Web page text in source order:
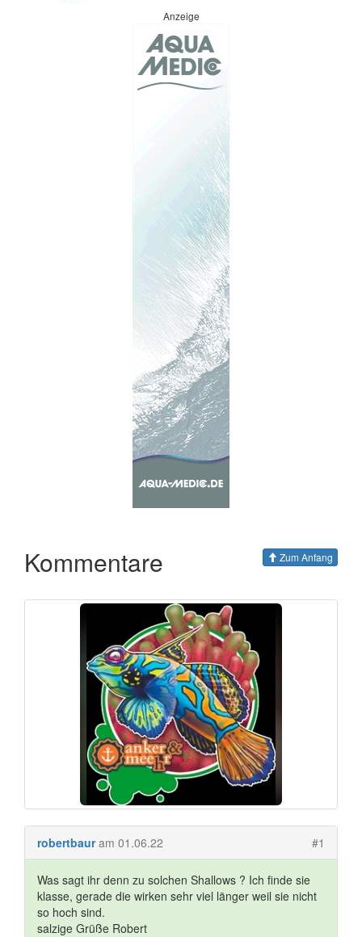
Anzeige
Kommentare Zum Anfang
robertbaur am 01.06.22 #1
Was sagt ihr denn zu solchen Shallows ? Ich finde sie
klasse, gerade die wirken sehr viel länger weil sie nicht
so hoch sind.
salzige Grüße Robert